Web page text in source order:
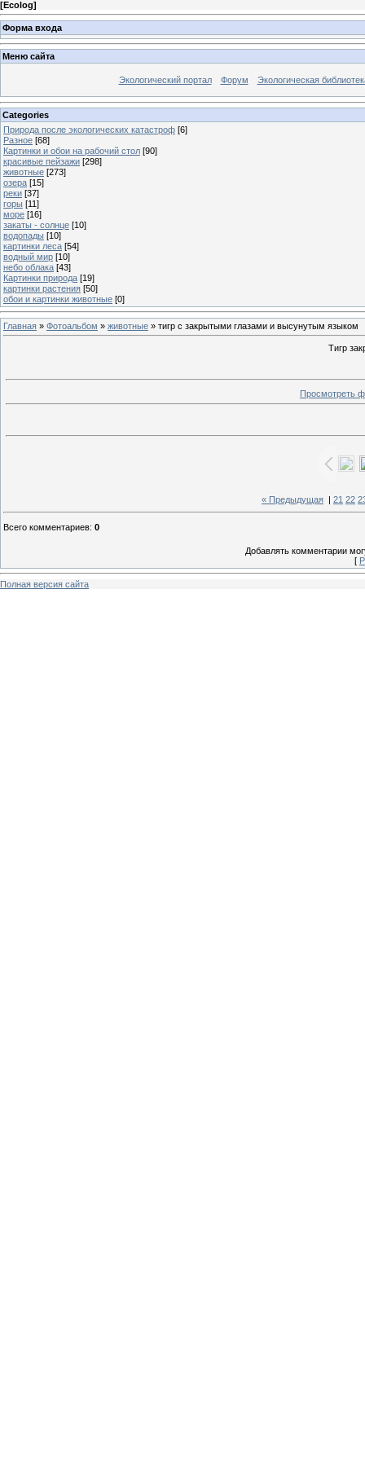
[Ecolog]
Форма входа
Меню сайта
Экологический портал Форум Экологическая
Categories
Природа после экологических катастроф [6]
Разное [68]
Картинки и обои на рабочий стол [90]
красивые пейзажи [298]
животные [273]
озера [15]
реки [37]
горы [11]
море [16]
закаты - солнце [10]
водопады [10]
картинки леса [54]
водный мир [10]
небо облака [43]
Картинки природа [19]
картинки растения [50]
обои и картинки животные [0]
Главная » Фотоальбом » животные » тигр с закрытыми глазами и высунутым языком
Тигр
Просмотреть
« Предыдущая 21 22
Всего комментариев: 0
Добавлять комментарии
[
Полная версия сайта